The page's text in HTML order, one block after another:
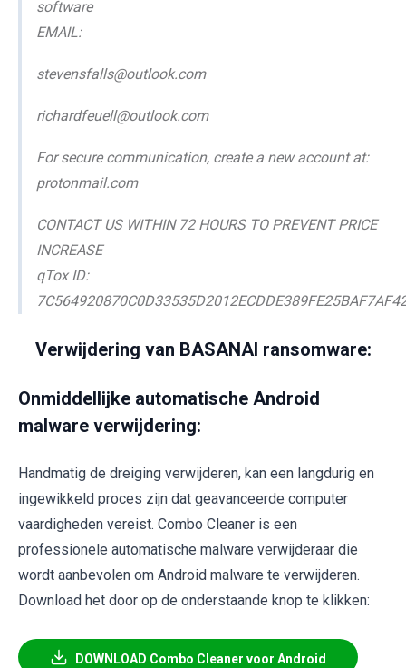
software
EMAIL:
stevensfalls@outlook.com
richardfeuell@outlook.com
For secure communication, create a new account at:
protonmail.com
CONTACT US WITHIN 72 HOURS TO PREVENT PRICE
INCREASE
qTox ID:
Verwijdering van BASANAI ransomware:
Onmiddellijke automatische Android
malware verwijdering:
Handmatig de dreiging verwijderen, kan een langdurig en
ingewikkeld proces zijn dat geavanceerde computer
vaardigheden vereist. Combo Cleaner is een
professionele automatische malware verwijderaar die
wordt aanbevolen om Android malware te verwijderen.
Download het door op de onderstaande knop te klikken:
DOWNLOAD Combo Cleaner voor Android